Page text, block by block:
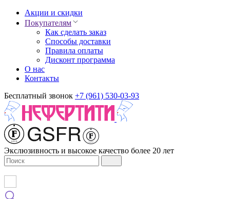
Акции и скидки
Покупателям
Как сделать заказ
Способы доставки
Правила оплаты
Дисконт программа
О нас
Контакты
Бесплатный звонок +7 (961) 530-03-93
Экслюзивность и высокое качество более 20 лет